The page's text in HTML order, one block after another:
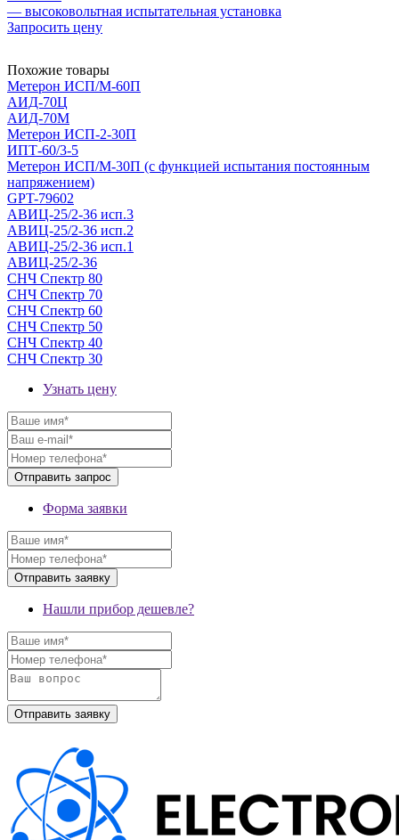
— высоковольтная испытательная установка
Запросить цену
Похожие товары
Метерон ИСП/М-60П
АИД-70Ц
АИД-70М
Метерон ИСП-2-30П
ИПТ-60/3-5
Метерон ИСП/М-30П (с функцией испытания постоянным
напряжением)
GPT-79602
АВИЦ-25/2-36 исп.3
АВИЦ-25/2-36 исп.2
АВИЦ-25/2-36 исп.1
АВИЦ-25/2-36
СНЧ Спектр 80
СНЧ Спектр 70
СНЧ Спектр 60
СНЧ Спектр 50
СНЧ Спектр 40
СНЧ Спектр 30
Узнать цену
Форма заявки
Нашли прибор дешевле?